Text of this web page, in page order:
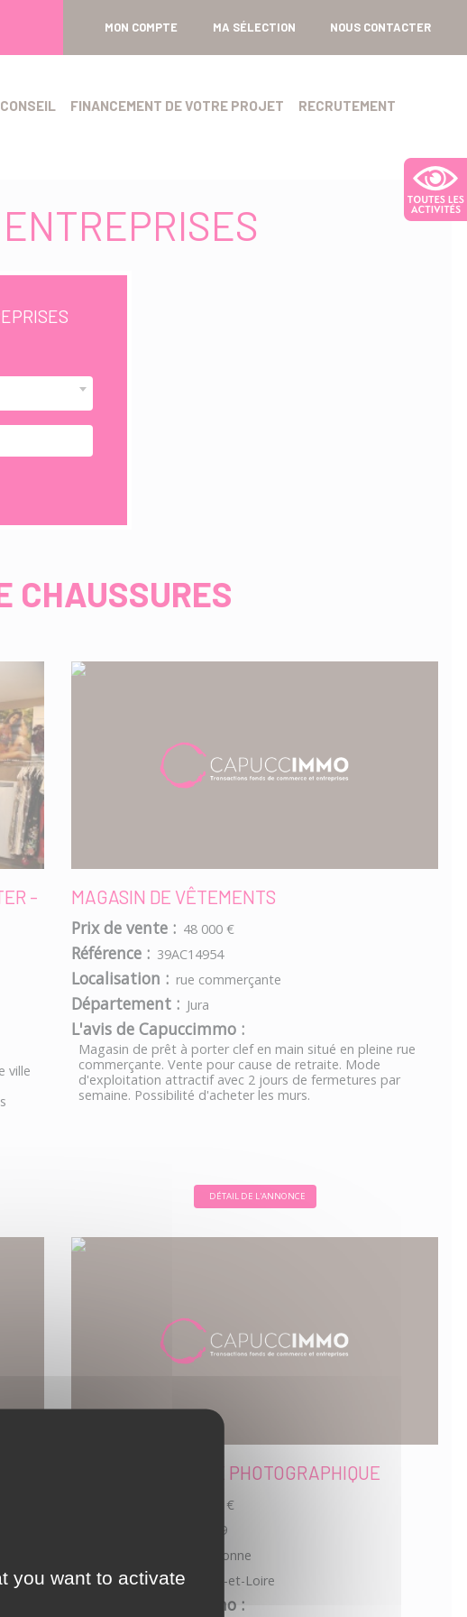
MON COMPTE MA SÉLECTION NOUS CONTACTER
FINANCEMENT DE VOTRE PROJET RECRUTEMENT
CHAUSSURES
-
ville
MAGASIN DE VÊTEMENTS
Prix de vente : 48 000 €
Référence : 39AC14954
Localisation : rue commerçante
Département : Jura
L'avis de Capuccimmo :
Magasin de prêt à porter clef en main situé en pleine rue
commerçante. Vente pour cause de retraite. Mode
d'exploitation attractif avec 2 jours de fermetures par
semaine. Possibilité d'acheter les murs.
DÉTAIL DE L'ANNONCE
MAGASIN ACTIVITÉ PHOTOGRAPHIQUE
98 000 €
71DQ13029
rue piétonne
Département : Saône-et-Loire
L'avis de Capuccimmo :
you want to activate